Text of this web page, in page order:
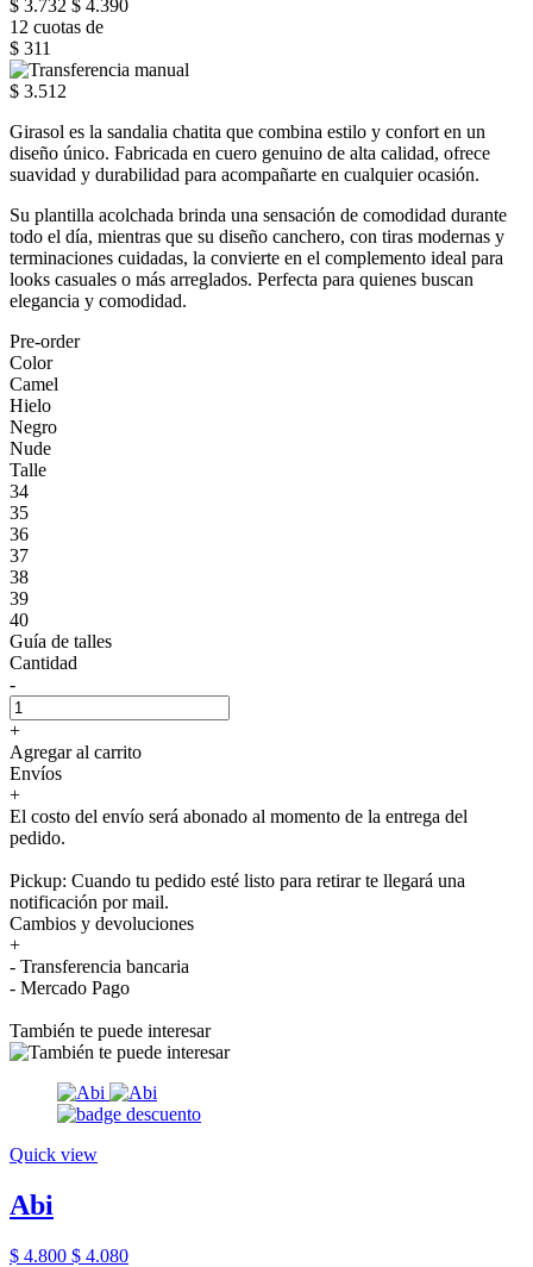
$ 3.732 $ 4.390
12 cuotas de
$ 311
$ 3.512
Girasol es la sandalia chatita que combina estilo y confort en un
diseño único. Fabricada en cuero genuino de alta calidad, ofrece
suavidad y durabilidad para acompañarte en cualquier ocasión.
Su plantilla acolchada brinda una sensación de comodidad durante
todo el día, mientras que su diseño canchero, con tiras modernas y
terminaciones cuidadas, la convierte en el complemento ideal para
looks casuales o más arreglados. Perfecta para quienes buscan
elegancia y comodidad.
Pre-order
Color
Camel
Hielo
Negro
Nude
Talle
34
35
36
37
38
39
40
Guía de talles
Cantidad
-
+
Agregar al carrito
Envíos
+
El costo del envío será abonado al momento de la entrega del
pedido.
Pickup: Cuando tu pedido esté listo para retirar te llegará una
notificación por mail.
Cambios y devoluciones
+
- Transferencia bancaria
- Mercado Pago
También te puede interesar
Quick view
Abi
$ 4.800 $ 4.080